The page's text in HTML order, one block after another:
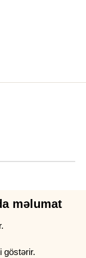
məlumat
göstərir.